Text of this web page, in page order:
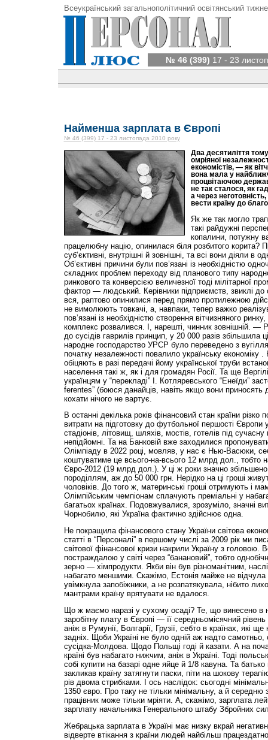
Всеукраїнський загальнополітичний освітянський
№ 46 (399) 17 - 23
Найменша зарплата в Європі
№ 46 (399) 17 - 23 листопада 2010 року
Два десятиліття
омріяної
економістів, — як
вона мала у
процвітаючою
не так сталося, як
а через неготовність,
вести країну до
Як же так могло
такі райдужні
копалини, потужну
працелюбну націю, опинилася біля розбитого корита?
суб’єктивні, внутрішні й зовнішні, та всі вони діяли в
Об’єктивні причини були пов’язані із необхідністю
складних проблем переходу від планового типу
ринкового та конверсією величезної тоді мілітарної
фактор — людський. Керівники під­приємств, звиклі до
вся, раптово опинилися перед прямо протилежною
не вимолюють товкачі, а, навпаки, тепер важко
пов’язані із необхідністю створення вітчизняного
комплекс розвалився. І, нарешті, чинник зовнішній. —
до сусідів гаврилів принцип, у 20 000 разів збільшила
народне господарство УРСР було переведено з
початку незалежності повалило українську економіку .
обіцяють в разі передачі йому української труби
населення такі ж, як і для громадян Росії. Та ще
українцям у “перекладі” І. Котляревського “Енеїди”
ferentes” (боюся данайців, навіть якщо вони приносять
кохати нічого не вартує.
В останні декілька років фінансовий стан країни різко
витрати на підготовку до футбольної першості Європи
стадіонів, літовищ, шляхів, мостів, готелів під
непідйомні. Та на Банковій вже заходилися
Олімпіаду в 2022 році, мовляв, у нас є Нью-Васюки,
коштуватиме це всього-на-всього 12 млрд дол., тобто
Євро-2012 (19 млрд дол.). У ці ж роки значно
породіллям, аж до 50 000 грн. Нерідко на ці гроші
чоловіків. До того ж, материнські гроші отримують і
Олімпійським чемпіонам сплачують преміальні у
багатьох країнах. Подовжувалися, зрозуміло, значні
Чорнобилю, які Україна фактично здійснює одна.
Не покращила фінансового стану України світова
статті в “Персоналі” в першому числі за 2009 рік ми
світової фінансової кризи накрили Україну з головою.
постраждалою у світі через “банановий”, тобто
зерно — хімпродукти. Якби він був різноманітним,
набагато меншими. Скажімо, Естонія майже не відчула
увімкнула запобіжники, а не розпатякувала, нібито
мантрами країну врятувати не вдалося.
Що ж маємо наразі у сухому осаді? Те, що винесено в
заробітну плату в Європі — її середньомісячний
аніж в Румунії, Болгарії, Грузії, себто в країнах, які
задніх. Щоби Україні не було одній аж надто
сусідка-Молдова. Щодо Польщі годі й казати. А на
країні був набагато нижчим, аніж в Україні. Тоді
собі купити на базарі одне яйце й 1/8 кавуна. Та
закликав країну затягнути паски, піти на шокову
рів двома стрибками. І ось наслідок: сьогодні
1350 євро. Про таку не тільки мінімальну, а й середню
працівник може тільки мріяти. А, скажімо, зарплата
зарплату начальника Генерального штабу Збройних
Жебрацька зарплата в Україні має низку вкрай
відверте втікання з країни людей найбільш